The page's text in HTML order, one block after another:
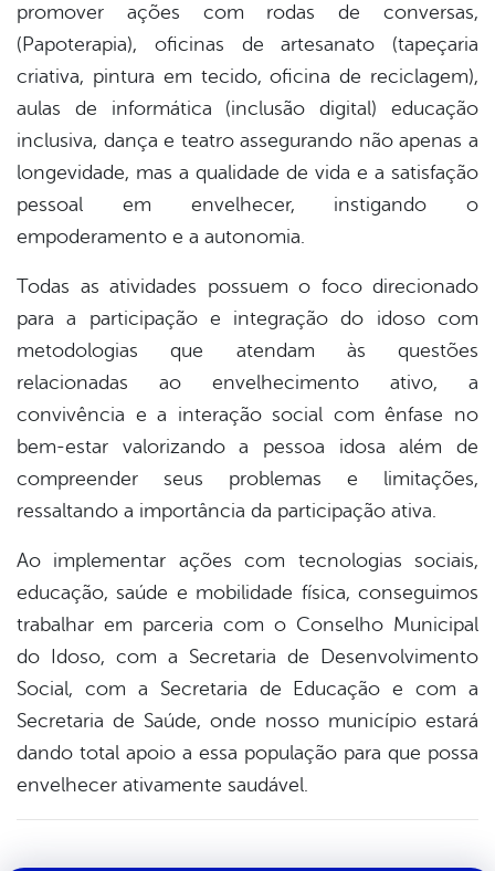
promover ações com rodas de conversas,
(Papoterapia), oficinas de artesanato (tapeçaria
criativa, pintura em tecido, oficina de reciclagem),
aulas de informática (inclusão digital) educação
inclusiva, dança e teatro assegurando não apenas a
longevidade, mas a qualidade de vida e a satisfação
pessoal em envelhecer, instigando o
empoderamento e a autonomia.
Todas as atividades possuem o foco direcionado
para a participação e integração do idoso com
metodologias que atendam às questões
relacionadas ao envelhecimento ativo, a
convivência e a interação social com ênfase no
bem-estar valorizando a pessoa idosa além de
compreender seus problemas e limitações,
ressaltando a importância da participação ativa.
Ao implementar ações com tecnologias sociais,
educação, saúde e mobilidade física, conseguimos
trabalhar em parceria com o Conselho Municipal
do Idoso, com a Secretaria de Desenvolvimento
Social, com a Secretaria de Educação e com a
Secretaria de Saúde, onde nosso município estará
dando total apoio a essa população para que possa
envelhecer ativamente saudável.